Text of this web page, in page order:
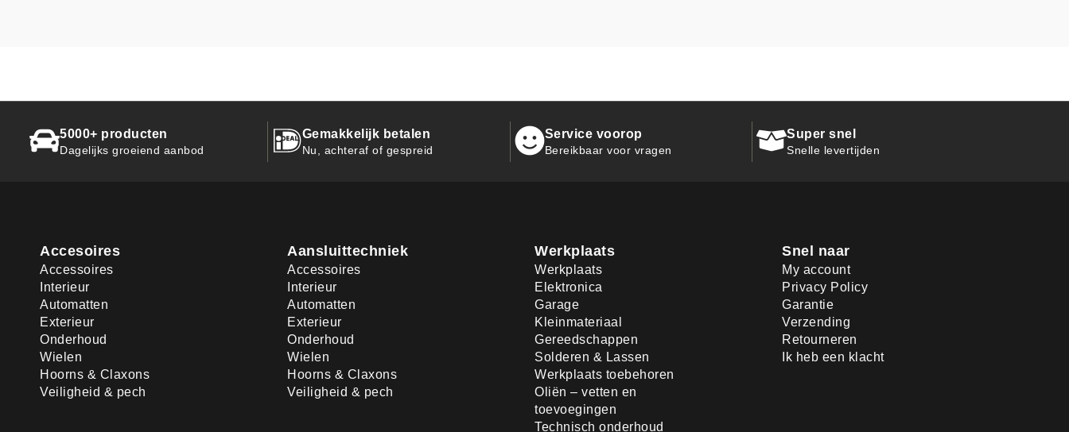
5000+ producten
Dagelijks groeiend aanbod
Gemakkelijk betalen
Nu, achteraf of gespreid
Service voorop
Bereikbaar voor vragen
Super snel
Snelle levertijden
Accesoires
Accessoires
Interieur
Automatten
Exterieur
Onderhoud
Wielen
Hoorns & Claxons
Veiligheid & pech
Aansluittechniek
Accessoires
Interieur
Automatten
Exterieur
Onderhoud
Wielen
Hoorns & Claxons
Veiligheid & pech
Werkplaats
Werkplaats
Elektronica
Garage
Kleinmateriaal
Gereedschappen
Solderen & Lassen
Werkplaats toebehoren
Oliën – vetten en
toevoegingen
Technisch onderhoud
Snel naar
My account
Privacy Policy
Garantie
Verzending
Retourneren
Ik heb een klacht